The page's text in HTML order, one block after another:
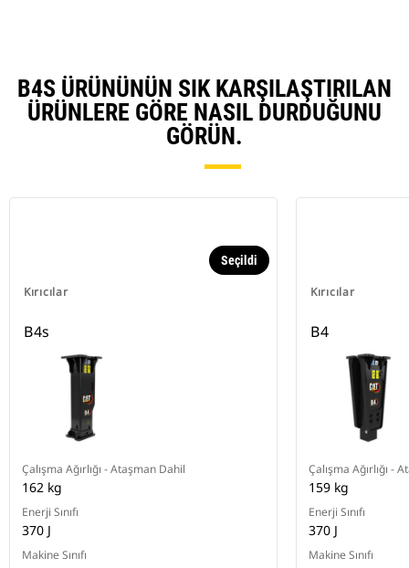
B4S ÜRÜNÜNÜN SIK KARŞILAŞTIRILAN
ÜRÜNLERE GÖRE NASIL DURDUĞUNU
GÖRÜN.
Kırıcılar
Seçildi
B4s
Çalışma Ağırlığı - Ataşman Dahil
162 kg
Enerji Sınıfı
370 J
Makine Sınıfı
Kırıcılar
B4
Çalışma Ağırlığı -
159 kg
Enerji Sınıfı
370 J
Makine Sınıfı